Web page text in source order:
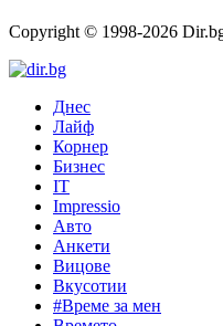
Copyright © 1998-2026
Днес
Лайф
Корнер
Бизнес
IT
Impressio
Авто
Анкети
Вицове
Вкусотии
#Време за мен